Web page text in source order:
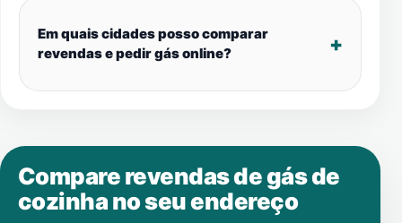
Em quais cidades posso comparar
revendas e pedir gás online?
Compare revendas de gás de
cozinha no seu endereço